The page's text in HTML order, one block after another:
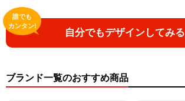
自分でもデザインしてみる
誰でも
カンタン!
ブランド一覧のおすすめ商品